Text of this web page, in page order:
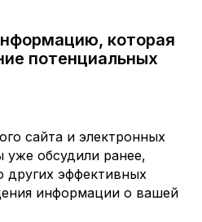
которая
потенциальных
сайта и электронных
обсудили ранее,
других эффективных
информации о вашей